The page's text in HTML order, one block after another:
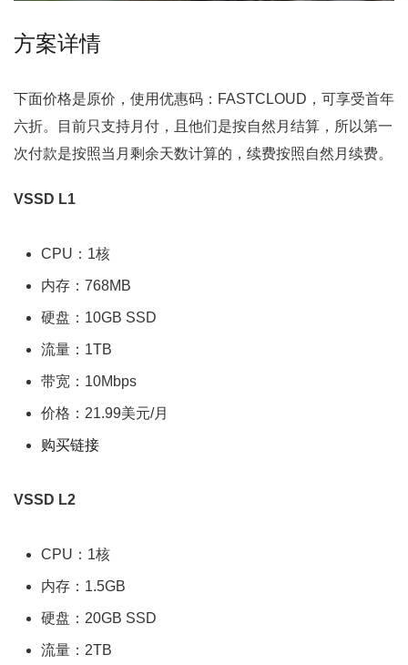
方案详情
下面价格是原价，使用优惠码：FASTCLOUD，可享受首年
六折。目前只支持月付，且他们是按自然月结算，所以第一
次付款是按照当月剩余天数计算的，续费按照自然月续费。
VSSD L1
CPU：1核
内存：768MB
硬盘：10GB SSD
流量：1TB
带宽：10Mbps
价格：21.99美元/月
购买链接
VSSD L2
CPU：1核
内存：1.5GB
硬盘：20GB SSD
流量：2TB